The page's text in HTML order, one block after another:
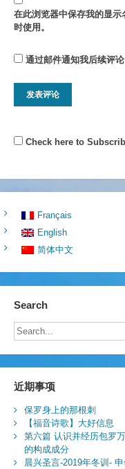
在此浏览器中保存我的显
时使用。
通过邮件通知我后续评论
Check here to
Français
English
简体中文
Search
近期事项
保罗身上的那根刺
【福音诗歌】大好信息
第六篇 认识并经历包罗
的构成成分
晨兴圣言-2019年冬训-